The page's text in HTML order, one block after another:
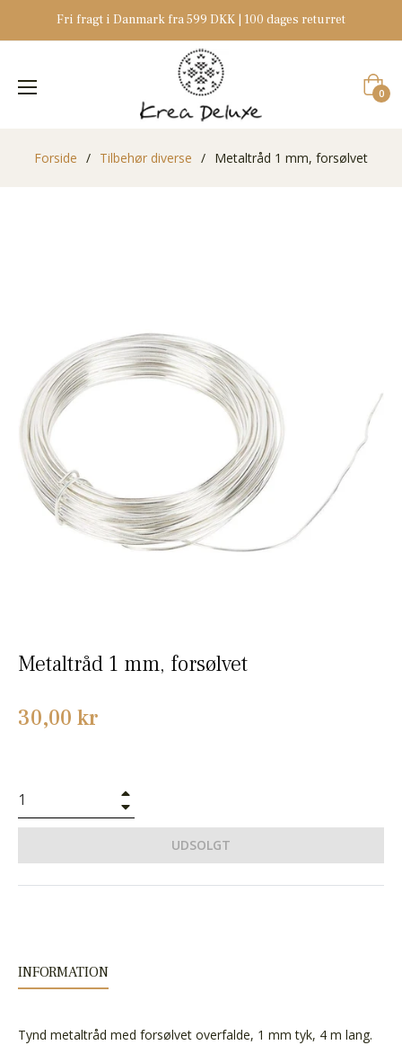
Fri fragt i Danmark fra 599 DKK | 100 dages returret
0
Forside / Tilbehør diverse / Metaltråd 1 mm, forsølvet
Metaltråd 1 mm, forsølvet
Normalpris
30,00 kr
UDSOLGT
INFORMATION
Tynd metaltråd med forsølvet overfalde, 1 mm tyk, 4 m lang.